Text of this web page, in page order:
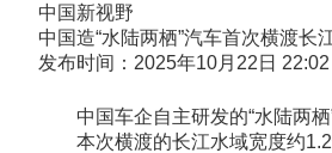
中国新视野
中国造“水陆两栖”汽车首次横渡长
发布时间：2025年10月22日
中国车企自主研发的“水陆两栖”
本次横渡的长江水域宽度约1.2